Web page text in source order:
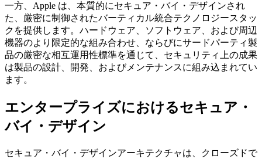
一方、Apple は、本質的にセキュア・バイ・デザインされ
た、厳密に制御されたバーティカル統合テクノロジースタッ
クを提供します。ハードウェア、ソフトウェア、および周辺
機器のより限定的な組み合わせ、ならびにサードパーティ製
品の厳密な相互運用性標準を通じて、セキュリティ上の成果
は製品の設計、開発、およびメンテナンスに組み込まれてい
ます。
エンタープライズにおけるセキュア・
バイ・デザイン
セキュア・バイ・デザインアーキテクチャは、クローズドで